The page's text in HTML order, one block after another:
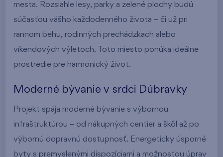
mesta. Rozsiahle lesy, parky a zelené plochy budú
súčasťou vášho každodenného života – či už pri
rannom behu, rodinných prechádzkach alebo
víkendových výletoch. Toto miesto ponúka ideálne
prostredie pre harmonický život.
Moderné bývanie v srdci Dúbravky
Projekt spája moderné bývanie s výbornou
infraštruktúrou – od nákupných centier a škôl až po
výbornú dopravnú dostupnosť. Energeticky úsporné
byty s premyslenými dispozíciami a možnosťou úprav